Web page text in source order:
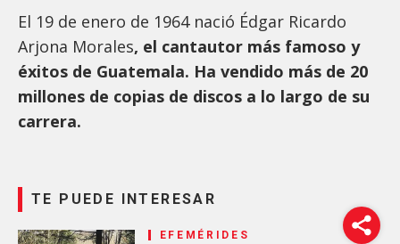
El 19 de enero de 1964 nació Édgar Ricardo
Arjona Morales, el cantautor más famoso y
éxitos de Guatemala. Ha vendido más de 20
millones de copias de discos a lo largo de su
carrera.
TE PUEDE INTERESAR
EFEMÉRIDES